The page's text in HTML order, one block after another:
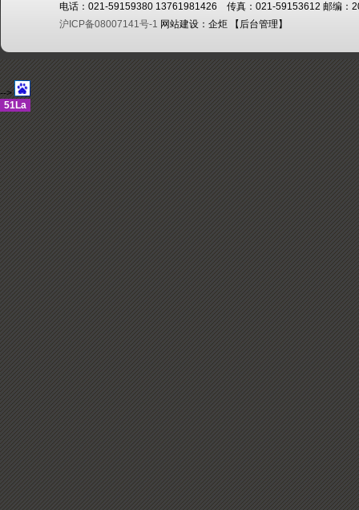
电话：021-59159380 13761981426 传真：021-59153612 邮编：
沪ICP备08007141号-1 网站建设： 企炬 【 后台管理 】
-->
51La